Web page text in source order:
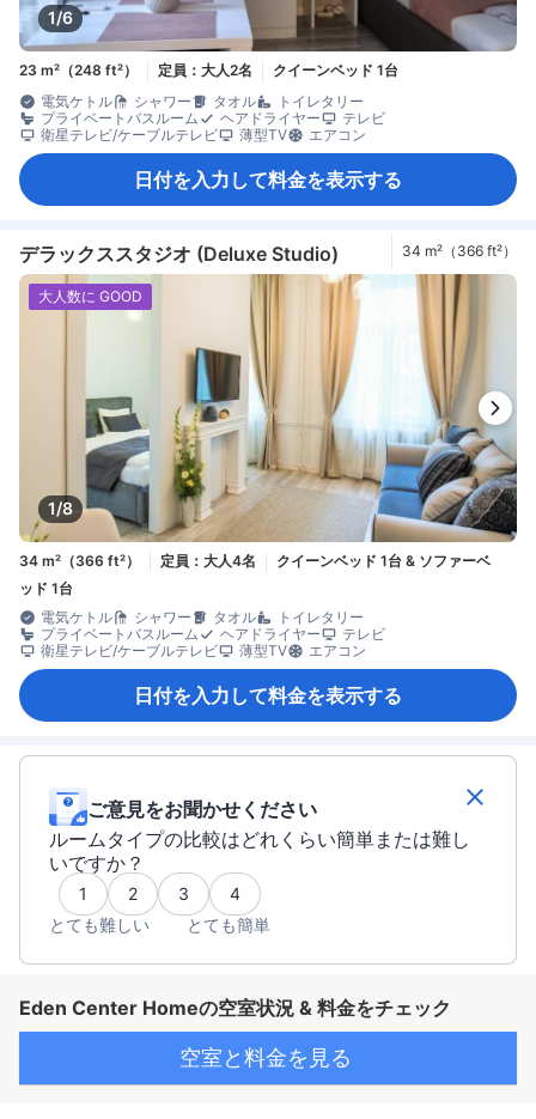
1/6
23 m²（248 ft²） 定員：大人2名
クイーンベッド 1台
電気ケトル
シャワー タオル
トイレタリー
プライベートバスルーム
ヘアドライヤー
テレビ
衛星テレビ/ケーブルテレビ
薄型TV エアコン
日付を入力して料金を表示する
デラックススタジオ (Deluxe Studio) 34 m²（366 ft²）
1/8
大人数に GOOD
34 m²（366 ft²） 定員：大人4名
クイーンベッド 1台 & ソファーベ
ッド 1台
電気ケトル
シャワー タオル
トイレタリー
プライベートバスルーム
ヘアドライヤー
テレビ
衛星テレビ/ケーブルテレビ
薄型TV エアコン
日付を入力して料金を表示する
ご意見をお聞かせください
ルームタイプの比較はどれくらい簡単または難し
いですか？
1 2 3
4
とても難しい
とても簡単
Eden Center Homeの空室状況 & 料金をチェック
空室と料金を見る